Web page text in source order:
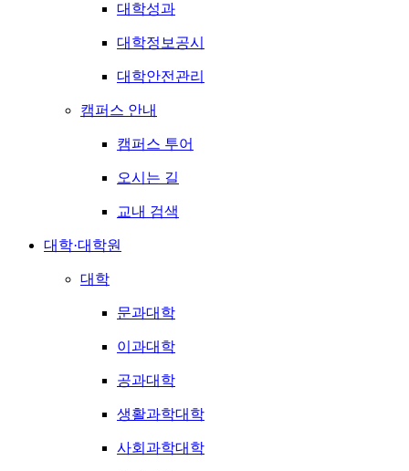
대학성과
대학정보공시
대학안전관리
캠퍼스 안내
캠퍼스 투어
오시는 길
교내 검색
대학·대학원
대학
문과대학
이과대학
공과대학
생활과학대학
사회과학대학